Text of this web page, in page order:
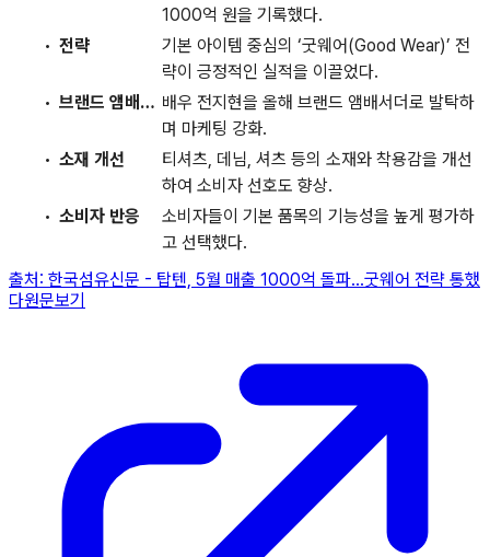
1000억 원을 기록했다.
전략
기본 아이템 중심의 ‘굿웨어(Good Wear)’ 전
략이 긍정적인 실적을 이끌었다.
브랜드 앰배서더 배우 전지현을 올해 브랜드 앰배서더로 발탁하
며 마케팅 강화.
소재 개선
티셔츠, 데님, 셔츠 등의 소재와 착용감을 개선
하여 소비자 선호도 향상.
소비자 반응
소비자들이 기본 품목의 기능성을 높게 평가하
고 선택했다.
출처: 한국섬유신문 - 탑텐, 5월 매출 1000억 돌파…굿웨어 전략 통했
다원문보기